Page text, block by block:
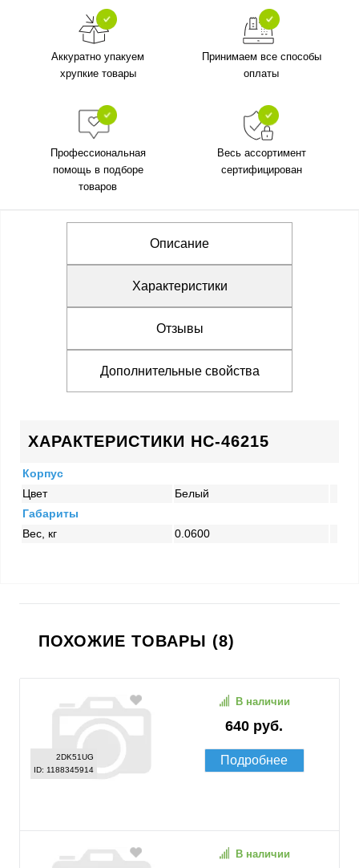
Аккуратно упакуем
хрупкие товары
Принимаем все способы
оплаты
Профессиональная
помощь в подборе
товаров
Весь ассортимент
сертифицирован
Описание
Характеристики
Отзывы
Дополнительные свойства
ХАРАКТЕРИСТИКИ HC-46215
Корпус
Цвет
Белый
Габариты
Вес, кг
0.0600
ПОХОЖИЕ ТОВАРЫ (8)
2DK51UG
ID: 1188345914
640 руб.
В наличии
Подробнее
В наличии